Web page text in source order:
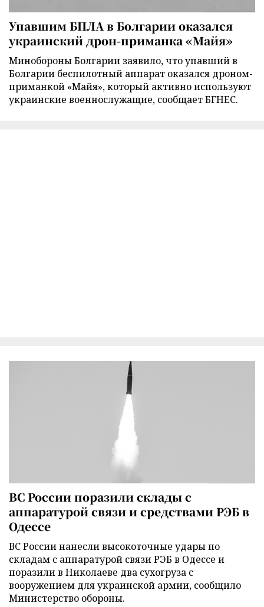
Упавшим БПЛА в Болгарии оказался
украинский дрон-приманка «Майя»
Минобороны Болгарии заявило, что упавший в
Болгарии беспилотный аппарат оказался дроном-
приманкой «Майя», который активно используют
украинские военнослужащие, сообщает БГНЕС.
ВС России поразили склады с
аппаратурой связи и средствами РЭБ в
Одессе
ВС России нанесли высокоточные удары по
складам с аппаратурой связи РЭБ в Одессе и
поразили в Николаеве два сухогруза с
вооружением для украинской армии, сообщило
Министерство обороны.